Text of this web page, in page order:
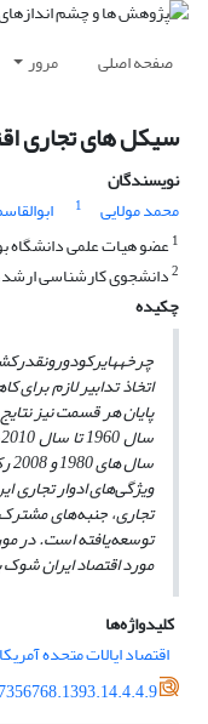
صفحه اصلی مرور
سیکل های تجاری
نویسندگان
محمد مولایی
1
1عضو هیات علمی دانشگاه
2دانشجوی کارشناسی
چکیده
چرخه­هایرکودورونقدر
اتخاذ تدابیر لازم
پایان هر قسمت نیز
سال 1960 تا سال 2010 بر اساس داده­های فصلی اقتصاد آمریکا
سال های 1980 و 2008
ویژگی‌های ادوار تجاری
تجاری، جنبه‌های
توسعه‌یافته است. در
مورد اقتصاد ایران
کلیدواژه‌ها
اقتصاد ایالات متحده آمریکا